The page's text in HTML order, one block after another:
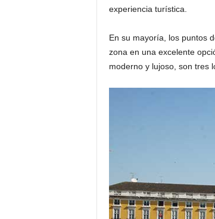
experiencia turística.
En su mayoría, los puntos
zona en una excelente
moderno y lujoso, son tres